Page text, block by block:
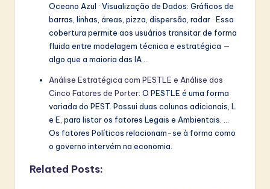
Oceano Azul · Visualização de Dados: Gráficos de
barras, linhas, áreas, pizza, dispersão, radar · Essa
cobertura permite aos usuários transitar de forma
fluida entre modelagem técnica e estratégica —
algo que a maioria das IA …
Análise Estratégica com PESTLE e Análise dos
Cinco Fatores de Porter: O PESTLE é uma forma
variada do PEST. Possui duas colunas adicionais, L
e E, para listar os fatores Legais e Ambientais. …
Os fatores Políticos relacionam-se à forma como
o governo intervém na economia.
Related Posts: